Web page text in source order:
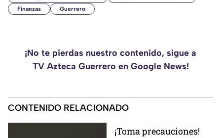
Finanzas
Guerrero
¡No te pierdas nuestro contenido, sigue a
TV Azteca Guerrero en Google News!
CONTENIDO RELACIONADO
¡Toma precauciones!